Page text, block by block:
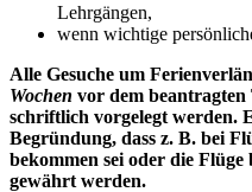
Lehrgängen,
wenn wichtige
Alle Gesuche um
Wochen vor dem
schriftlich vorgelegt werden.
Begründung, dass z. B. bei
bekommen sei oder die
gewährt werden.